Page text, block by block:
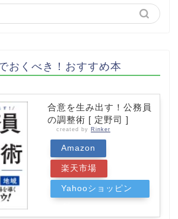
おくべき！おすすめ本
合意を生み出す！公務員
の調整術 [ 定野司 ]
created by Rinker
Amazon
楽天市場
Yahooショッピン